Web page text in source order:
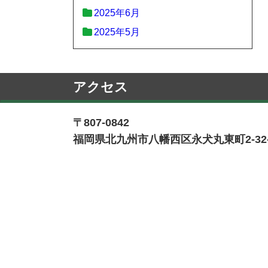
2025年6月
2025年5月
アクセス
〒807-0842
福岡県北九州市八幡西区永犬丸東町2-